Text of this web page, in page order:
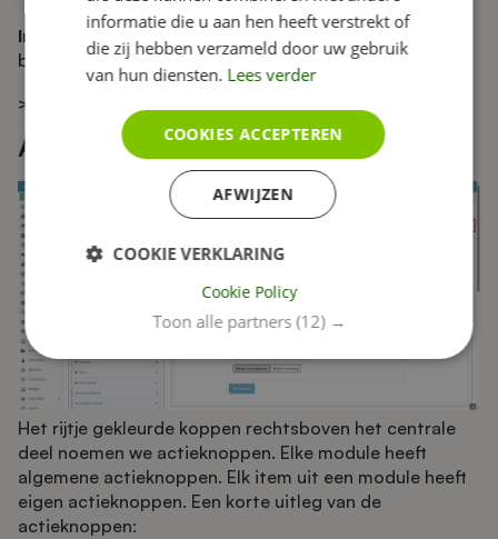
InstellingenToont de moduleInstellingen, ook
bereikbaar via de modulelijst.
> Lees meer over Instellingen van de website
Actieknoppen
Het rijtje gekleurde koppen rechtsboven het centrale
deel noemen we actieknoppen. Elke module heeft
algemene actieknoppen. Elk item uit een module heeft
eigen actieknoppen. Een korte uitleg van de
actieknoppen:
informatie die u aan hen heeft verstrekt of
die zij hebben verzameld door uw gebruik
van hun diensten. Lees verder
Toon alle partners (12) →
COOKIES ACCEPTEREN
AFWIJZEN
COOKIE VERKLARING
Cookie Policy